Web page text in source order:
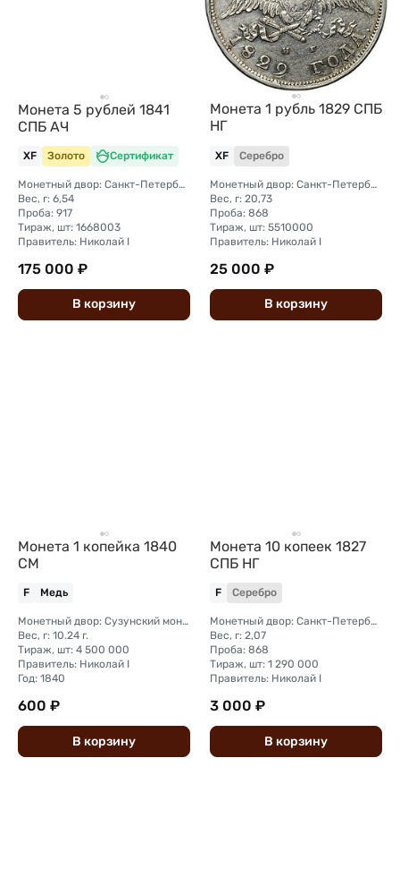
Монета 5 рублей 1841
СПБ АЧ
XF Золото Сертификат
Монетный двор: Санкт-Петербургский монетный двор
Вес, г: 6,54
Проба: 917
Тираж, шт: 1668003
Правитель: Николай I
175 000 ₽
В корзину
Монета 1 рубль 1829 СПБ
НГ
XF Серебро
Монетный двор: Санкт-Петербургский монетный двор
Вес, г: 20,73
Проба: 868
Тираж, шт: 5510000
Правитель: Николай I
25 000 ₽
В корзину
Монета 1 копейка 1840
СМ
F Медь
Монетный двор: Сузунский монетный двор (Сибирь)
Вес, г: 10.24 г.
Тираж, шт: 4 500 000
Правитель: Николай I
Год: 1840
600 ₽
В корзину
Монета 10 копеек 1827
СПБ НГ
F Серебро
Монетный двор: Санкт-Петербургский монетный двор
Вес, г: 2,07
Проба: 868
Тираж, шт: 1 290 000
Правитель: Николай I
3 000 ₽
В корзину